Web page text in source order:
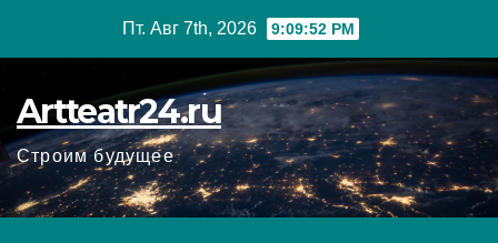
Пт. Авг 7th, 2026 9:09:53 PM
Artteatr24.ru
Строим будущее